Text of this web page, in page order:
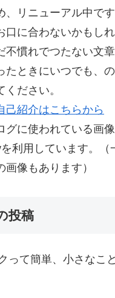
、リニューアル中で
口に合わないかもしれ
不慣れでつたない文章
たときにいつでも、
ください。
己紹介はこちらから
グに使われている画像
利用しています。（
画像もあります）
投稿
って簡単、小さなこ